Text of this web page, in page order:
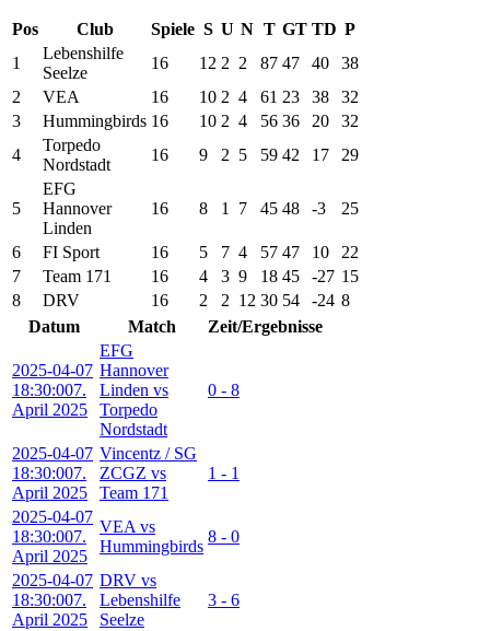
Pos Club Spiele S U N T GT TD P
1
Lebenshilfe
Seelze
16 12 2 2 87 47 40
38
2
VEA 16 10 2 4 61 23 38
32
3
Hummingbirds 16 10 2 4 56 36 20
32
4
Torpedo
Nordstadt
16 9 2 5 59 42 17 29
5
EFG
Hannover
Linden
16 8 1 7 45 48 -3 25
6 FI Sport 16 5 7 4 57 47 10
22
7
Team 171 16 4 3 9 18 45 -27 15
8
DRV 16 2 2 12 30 54 -24 8
Datum
Match Zeit/Ergebnisse
2025-04-07
18:30:007.
April 2025
EFG
Hannover
Linden vs
Torpedo
Nordstadt
0 - 8
2025-04-07
18:30:007.
April 2025
Vincentz / SG
ZCGZ vs
Team 171
1 - 1
2025-04-07
18:30:007.
April 2025
VEA vs
Hummingbirds
8 - 0
2025-04-07
18:30:007.
April 2025
DRV vs
Lebenshilfe
Seelze
3 - 6